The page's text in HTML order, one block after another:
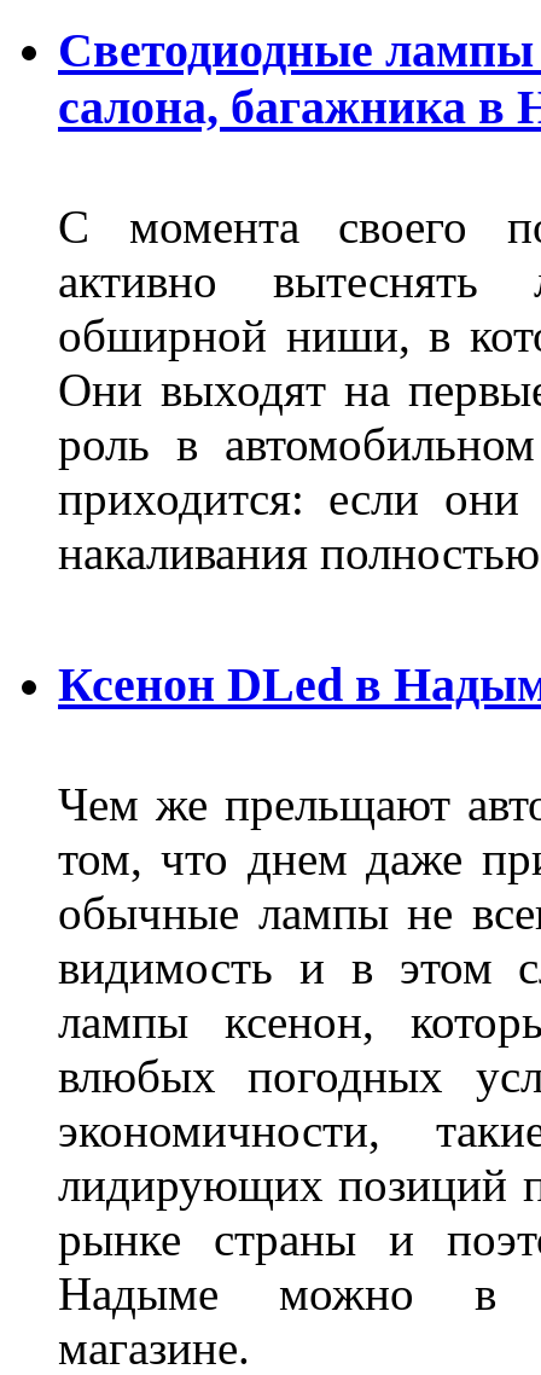
Светодиодные лампы
салона, багажника в
С момента своего
активно
обширной ниши, в
Они выходят на
роль в
приходится: если
накаливания
Ксенон DLed в
Чем же прельщают
том, что днем даже
обычные лампы не
видимость и в этом
лампы ксенон,
влюбых погодных
экономичности,
лидирующих позиций
рынке страны и
Надыме можно в
магазине.